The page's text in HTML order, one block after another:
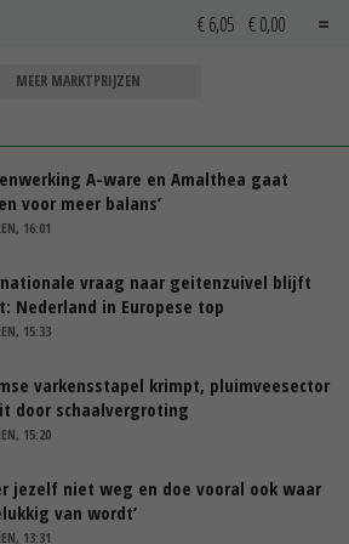
€ 6,05 € 0,00
MEER MARKTPRIJZEN
A-ware en Amalthea gaat
voor meer balans’
16:01
vraag naar geitenzuivel blijft
Nederland in Europese top
15:33
varkensstapel krimpt, pluimveesector
door schaalvergroting
15:20
jezelf niet weg en doe vooral ook waar
van wordt’
13:31